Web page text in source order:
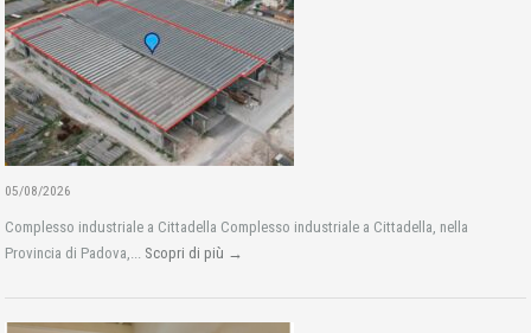
05/08/2026
Complesso industriale a Cittadella Complesso industriale a Cittadella, nella
Provincia di Padova,... Scopri di più →